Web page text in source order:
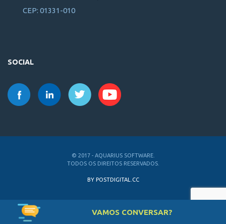
VAMOS CONVERSAR?
CEP: 01331-010
SOCIAL
© 2017 - AQUARIUS SOFTWARE.
TODOS OS DIREITOS RESERVADOS.
BY POSTDIGITAL.CC